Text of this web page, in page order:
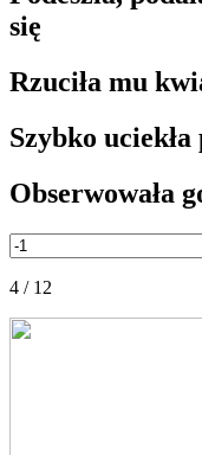
się
Rzuciła mu
Szybko
Obserwowała
4 / 12